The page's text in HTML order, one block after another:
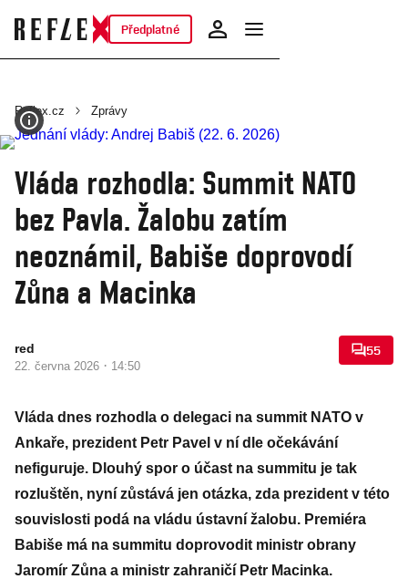
Předplatné
Reflex.cz Zprávy
Vláda rozhodla: Summit NATO
bez Pavla. Žalobu zatím
neoznámil, Babiše doprovodí
Zůna a Macinka
red
22. června 2026 · 14:50
55
Vláda dnes rozhodla o delegaci na summit NATO v
Ankaře, prezident Petr Pavel v ní dle očekávání
nefiguruje. Dlouhý spor o účast na summitu je tak
rozluštěn, nyní zůstává jen otázka, zda prezident v této
souvislosti podá na vládu ústavní žalobu. Premiéra
Babiše má na summitu doprovodit ministr obrany
Jaromír Zůna a ministr zahraničí Petr Macinka.